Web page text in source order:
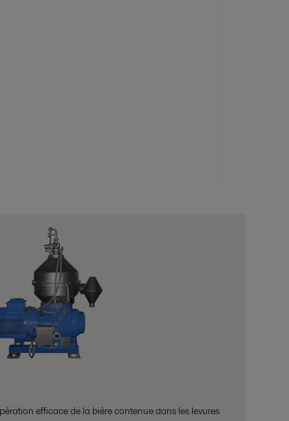
efficace de la bière contenue dans les levures